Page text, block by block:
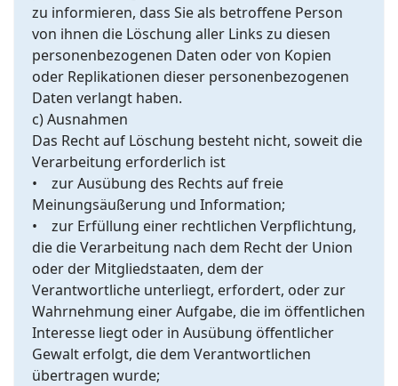
zu informieren, dass Sie als betroffene Person
von ihnen die Löschung aller Links zu diesen
personenbezogenen Daten oder von Kopien
oder Replikationen dieser personenbezogenen
Daten verlangt haben.
c) Ausnahmen
Das Recht auf Löschung besteht nicht, soweit die
Verarbeitung erforderlich ist
• zur Ausübung des Rechts auf freie
Meinungsäußerung und Information;
• zur Erfüllung einer rechtlichen Verpflichtung,
die die Verarbeitung nach dem Recht der Union
oder der Mitgliedstaaten, dem der
Verantwortliche unterliegt, erfordert, oder zur
Wahrnehmung einer Aufgabe, die im öffentlichen
Interesse liegt oder in Ausübung öffentlicher
Gewalt erfolgt, die dem Verantwortlichen
übertragen wurde;